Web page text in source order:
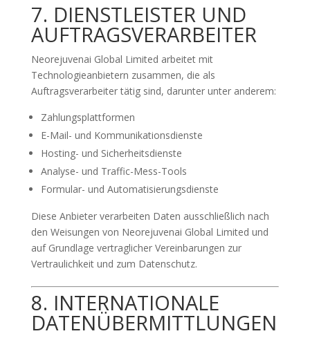
7. DIENSTLEISTER UND
AUFTRAGSVERARBEITER
Neorejuvenai Global Limited arbeitet mit
Technologieanbietern zusammen, die als
Auftragsverarbeiter tätig sind, darunter unter anderem:
Zahlungsplattformen
E-Mail- und Kommunikationsdienste
Hosting- und Sicherheitsdienste
Analyse- und Traffic-Mess-Tools
Formular- und Automatisierungsdienste
Diese Anbieter verarbeiten Daten ausschließlich nach
den Weisungen von Neorejuvenai Global Limited und
auf Grundlage vertraglicher Vereinbarungen zur
Vertraulichkeit und zum Datenschutz.
8. INTERNATIONALE
DATENÜBERMITTLUNGEN